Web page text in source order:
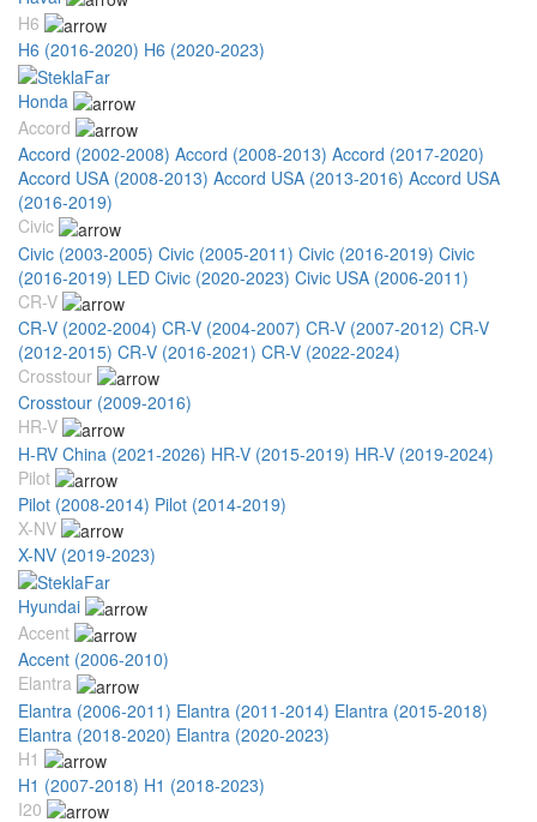
H6
H6 (2016-2020) H6 (2020-2023)
Honda
Accord
Accord (2002-2008) Accord (2008-2013) Accord (2017-2020)
Accord USA (2008-2013) Accord USA (2013-2016) Accord USA
(2016-2019)
Civic
Civic (2003-2005) Civic (2005-2011) Civic (2016-2019) Civic
(2016-2019) LED Civic (2020-2023) Civic USA (2006-2011)
CR-V
CR-V (2002-2004) CR-V (2004-2007) CR-V (2007-2012) CR-V
(2012-2015) CR-V (2016-2021) CR-V (2022-2024)
Crosstour
Crosstour (2009-2016)
HR-V
H-RV China (2021-2026) HR-V (2015-2019) HR-V (2019-2024)
Pilot
Pilot (2008-2014) Pilot (2014-2019)
X-NV
X-NV (2019-2023)
Hyundai
Accent
Accent (2006-2010)
Elantra
Elantra (2006-2011) Elantra (2011-2014) Elantra (2015-2018)
Elantra (2018-2020) Elantra (2020-2023)
H1
H1 (2007-2018) H1 (2018-2023)
I20